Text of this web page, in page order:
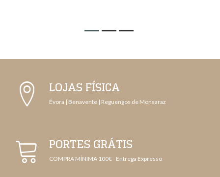
LOJAS FÍSICA
Évora | Benavente | Reguengos de Monsaraz
PORTES GRÁTIS
COMPRA MÍNIMA 100€ - Entrega Expresso